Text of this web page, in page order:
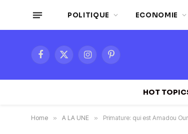
POLITIQUE ECONOMIE
Facebook
X
InstagramPinterest
HOT
Home » A LA UNE » Primature: qui est Amadou